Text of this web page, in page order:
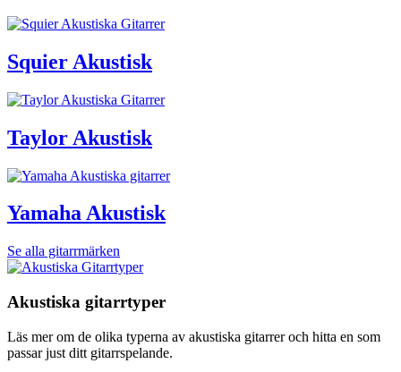
Squier Akustisk
Taylor Akustisk
Yamaha Akustisk
Se alla gitarrmärken
Akustiska gitarrtyper
Läs mer om de olika typerna av akustiska gitarrer och hitta en som
passar just ditt gitarrspelande.